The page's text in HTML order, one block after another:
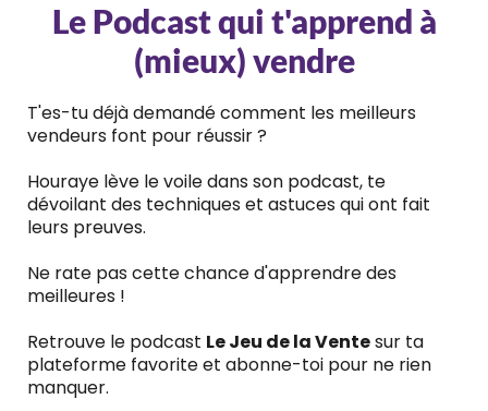
Le Podcast qui t'apprend à
(mieux) vendre
T'es-tu déjà demandé comment les meilleurs
vendeurs font pour réussir ?
Houraye lève le voile dans son podcast, te
dévoilant des techniques et astuces qui ont fait
leurs preuves.
Ne rate pas cette chance d'apprendre des
meilleures !
Retrouve le podcast Le Jeu de la Ventesur ta
plateforme favorite et abonne-toi pour ne rien
manquer.